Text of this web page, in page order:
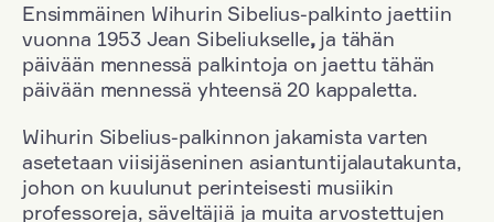
Ensimmäinen Wihurin Sibelius-palkinto jaettiin
vuonna 1953 Jean Sibeliukselle, ja tähän
päivään mennessä palkintoja on jaettu tähän
päivään mennessä yhteensä 20 kappaletta.
Wihurin Sibelius-palkinnon jakamista varten
asetetaan viisijäseninen asiantuntijalautakunta,
johon on kuulunut perinteisesti musiikin
professoreja, säveltäjiä ja muita arvostettujen